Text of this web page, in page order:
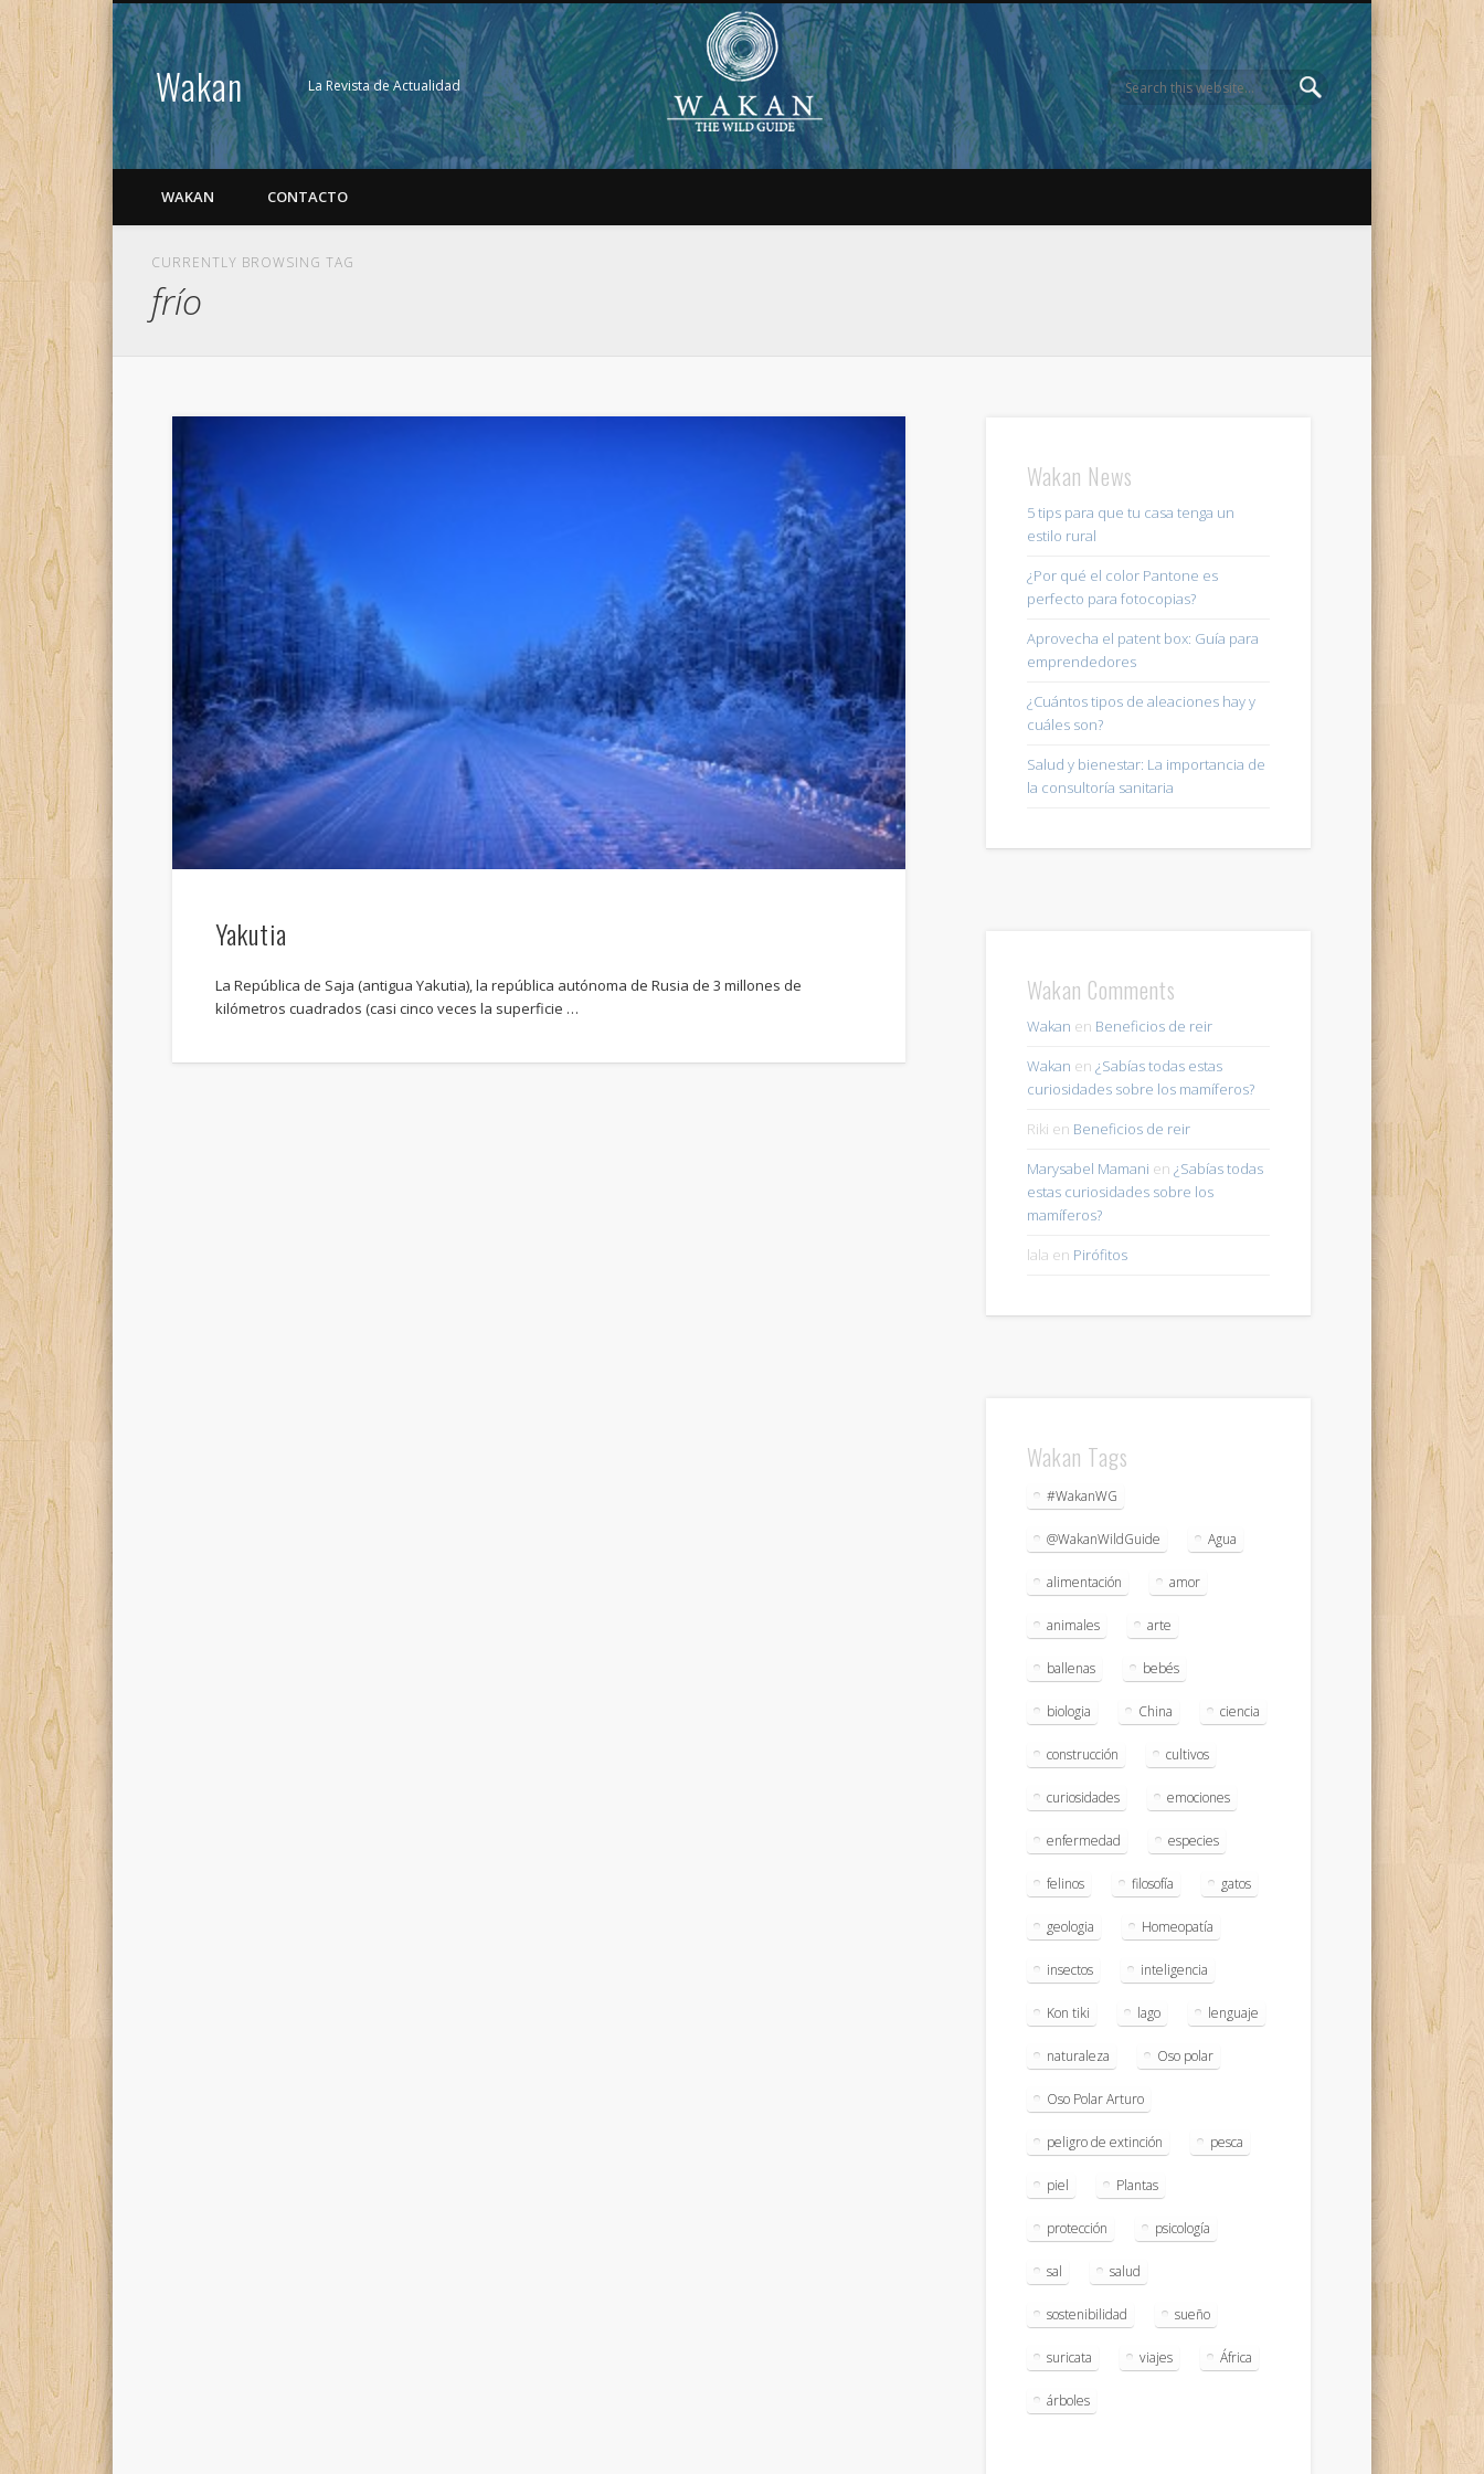
Wakan La Revista de Actualidad
WAKAN CONTACTO
CURRENTLY BROWSING TAG
frío
Yakutia
La República de Saja (antigua Yakutia), la república autónoma de Rusia de 3 millones de
kilómetros cuadrados (casi cinco veces la superficie …
Wakan News
5 tips para que tu casa tenga un
estilo rural
¿Por qué el color Pantone es
perfecto para fotocopias?
Aprovecha el patent box: Guía para
emprendedores
¿Cuántos tipos de aleaciones hay y
cuáles son?
Salud y bienestar: La importancia de
la consultoría sanitaria
Wakan Comments
Wakan en Beneficios de reir
Wakan en ¿Sabías todas estas
curiosidades sobre los mamíferos?
Riki en Beneficios de reir
Marysabel Mamani en ¿Sabías todas
estas curiosidades sobre los
mamíferos?
lala en Pirófitos
Wakan Tags
#WakanWG
@WakanWildGuide Agua
alimentación amor
animales arte
ballenas bebés
biologia China ciencia
construcción cultivos
curiosidades emociones
enfermedad especies
felinos filosofía gatos
geologia Homeopatía
insectos inteligencia
Kon tiki lago lenguaje
naturaleza Oso polar
Oso Polar Arturo
peligro de extinción pesca
piel Plantas
protección psicología
sal salud
sostenibilidad sueño
suricata viajes África
árboles